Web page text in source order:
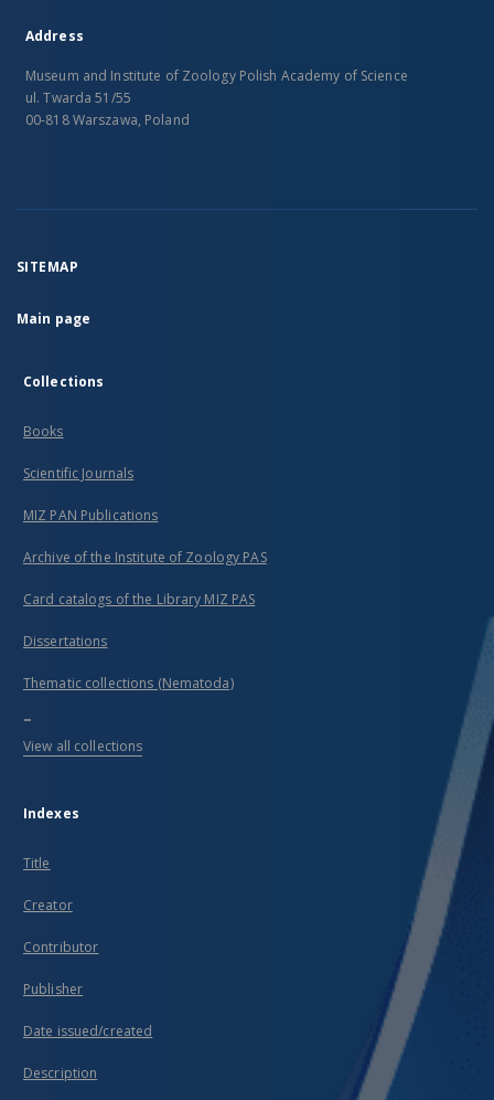
Address
Museum and Institute of Zoology Polish Academy of Science
ul. Twarda 51/55
00-818 Warszawa, Poland
SITEMAP
Main page
Collections
Books
Scientific Journals
MIZ PAN Publications
Archive of the Institute of Zoology PAS
Card catalogs of the Library MIZ PAS
Dissertations
Thematic collections (Nematoda)
...
View all collections
Indexes
Title
Creator
Contributor
Publisher
Date issued/created
Description